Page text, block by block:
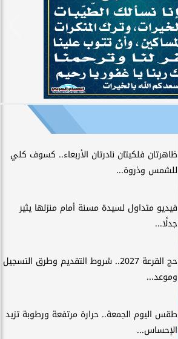
ظاهرتان فلكيتان نادرتان الأربعاء.. كسوف كلي
للشمس وذروة...
فيديو متداول لسيدة مسنة أمام منزلها يثير
جدلًا...
حج القرعة 2027.. شروط التقديم وطرق التسجيل
وموعد...
طقس اليوم الجمعة.. حرارة مرتفعة ورطوبة تزيد
الإحساس...